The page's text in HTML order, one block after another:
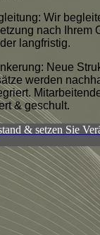
Wir
nach Ihrem
langfristig.
Neue
werden
& geschult.
& setzen Sie